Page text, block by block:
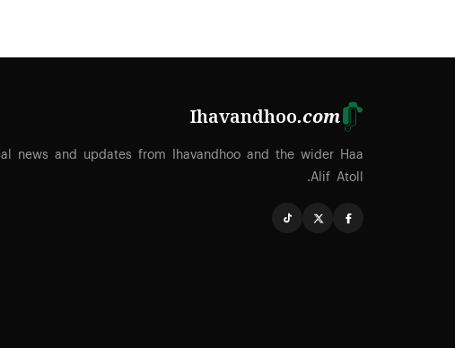
Ihavandhoo.com
news and updates from Ihavandhoo and the wider Haa
Alif Atoll.